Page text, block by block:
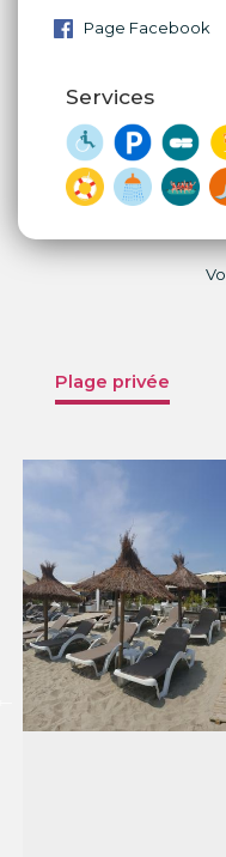
Page Facebook
Services
Plage privée